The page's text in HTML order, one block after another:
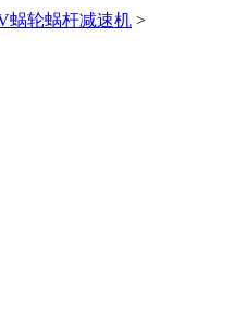
蜗轮蜗杆减速机 >